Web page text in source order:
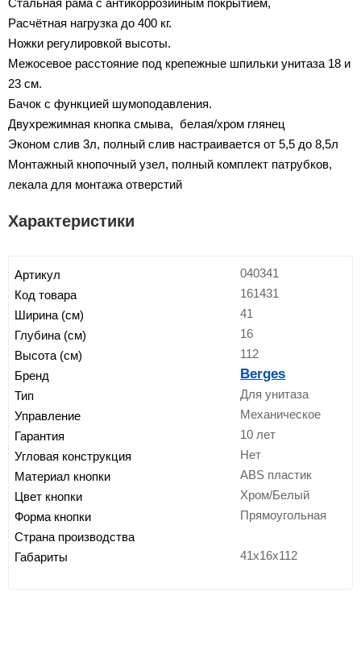
Стальная рама с антикоррозийным покрытием,
Расчётная нагрузка до 400 кг.
Ножки регулировкой высоты.
Межосевое расстояние под крепежные шпильки унитаза 18 и
23 см.
Бачок с функцией шумоподавления.
Двухрежимная кнопка смыва, белая/хром глянец
Эконом слив 3л, полный слив настраивается от 5,5 до 8,5л
Монтажный кнопочный узел, полный комплект патрубков,
лекала для монтажа отверстий
Характеристики
Артикул 040341
Код товара 161431
Ширина (см) 41
Глубина (см) 16
Высота (см) 112
Бренд Berges
Тип Для унитаза
Управление Механическое
Гарантия 10 лет
Угловая конструкция Нет
Материал кнопки ABS пластик
Цвет кнопки Хром/Белый
Форма кнопки Прямоугольная
Страна производства
Габариты
41x16x112